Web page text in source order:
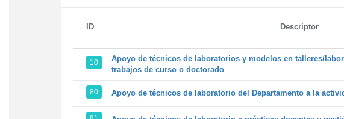
ID Descriptor
10
Apoyo de técnicos de laboratorios y modelos en talleres/
trabajos de curso o doctorado
80 Apoyo de técnicos de laboratorio del Departamento a la